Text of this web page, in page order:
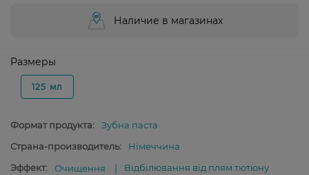
Наличие в магазинах
Размеры
125 мл
Формат продукта:
Зубна паста
Страна-производитель:
Німеччина
Эффект:
Очищення Відбілювання від плям тютюну